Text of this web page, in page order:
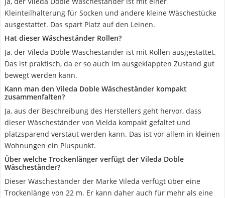
Kleinteilhalterung für Socken und andere kleine Wäschestücke
ausgestattet. Das spart Platz auf den Leinen.
Hat dieser Wäscheständer Rollen?
Ja, der Vileda Doble Wäscheständer ist mit Rollen ausgestattet.
Das ist praktisch, da er so auch im ausgeklappten Zustand gut
bewegt werden kann.
Kann man den Vileda Doble Wäscheständer kompakt
zusammenfalten?
Ja, aus der Beschreibung des Herstellers geht hervor, dass
dieser Wäscheständer von Vielda kompakt gefaltet und
platzsparend verstaut werden kann. Das ist vor allem in kleinen
Wohnungen ein Pluspunkt.
Über welche Trockenlänger verfügt der Vileda Doble
Wäscheständer?
Dieser Wäscheständer der Marke Vileda verfügt über eine
Trockenlänge von 22 m. Er kann daher auch für mehr als eine